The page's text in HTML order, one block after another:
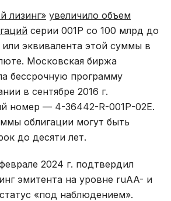
лизинг» увеличило объем
серии 001Р со 100 млрд до
эквивалента этой суммы в
Московская биржа
бессрочную программу
в сентябре 2016 г.
номер — 4-36442-R-001Р-02Е.
облигации могут быть
до десяти лет.
2024 г. подтвердил
эмитента на уровне ruAA- и
«под наблюдением».